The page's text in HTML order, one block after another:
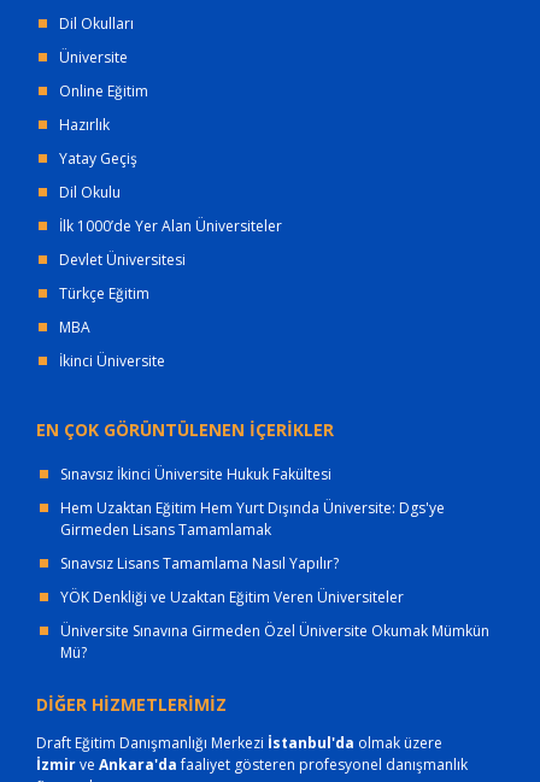
Dil Okulları
Üniversite
Online Eğitim
Hazırlık
Yatay Geçiş
Dil Okulu
İlk 1000’de Yer Alan Üniversiteler
Devlet Üniversitesi
Türkçe Eğitim
MBA
İkinci Üniversite
EN ÇOK GÖRÜNTÜLENEN İÇERİKLER
Sınavsız İkinci Üniversite Hukuk Fakültesi
Hem Uzaktan Eğitim Hem Yurt Dışında Üniversite: Dgs'ye
Girmeden Lisans Tamamlamak
Sınavsız Lisans Tamamlama Nasıl Yapılır?
YÖK Denkliği ve Uzaktan Eğitim Veren Üniversiteler
Üniversite Sınavına Girmeden Özel Üniversite Okumak Mümkün
Mü?
DİĞER HİZMETLERİMİZ
Draft Eğitim Danışmanlığı Merkezi İstanbul'da olmak üzere
İzmirve Ankara'dafaaliyet gösteren profesyonel danışmanlık